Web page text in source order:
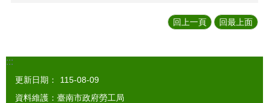
回上一頁 回最上面
:::
更新日期：
115-08-09
資料維護：臺南市政府勞工局